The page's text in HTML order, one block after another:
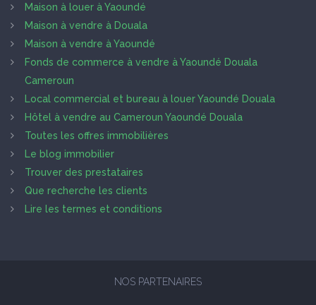
Maison à louer à Yaoundé
Maison à vendre à Douala
Maison à vendre à Yaoundé
Fonds de commerce à vendre à Yaoundé Douala
Cameroun
Local commercial et bureau à louer Yaoundé Douala
Hôtel à vendre au Cameroun Yaoundé Douala
Toutes les offres immobilières
Le blog immobilier
Trouver des prestataires
Que recherche les clients
Lire les termes et conditions
NOS PARTENAIRES